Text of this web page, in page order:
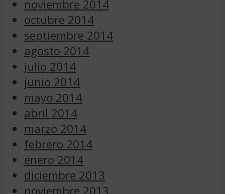
noviembre 2014
octubre 2014
septiembre 2014
agosto 2014
julio 2014
junio 2014
mayo 2014
abril 2014
marzo 2014
febrero 2014
enero 2014
diciembre 2013
noviembre 2013